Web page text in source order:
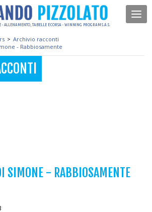
- ALLENAMENTO, TABELLE E CORSA - WINNING PROGRAM S.A.S.
> Archivio racconti
- Rabbiosamente
SIMONE - RABBIOSAMENTE